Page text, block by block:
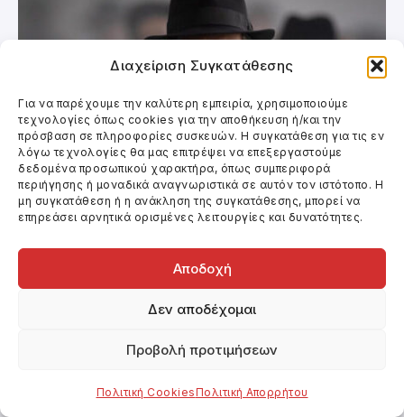
Διαχείριση Συγκατάθεσης
Για να παρέχουμε την καλύτερη εμπειρία, χρησιμοποιούμε
τεχνολογίες όπως cookies για την αποθήκευση ή/και την
πρόσβαση σε πληροφορίες συσκευών. Η συγκατάθεση για τις εν
λόγω τεχνολογίες θα μας επιτρέψει να επεξεργαστούμε
δεδομένα προσωπικού χαρακτήρα, όπως συμπεριφορά
περιήγησης ή μοναδικά αναγνωριστικά σε αυτόν τον ιστότοπο. Η
μη συγκατάθεση ή η ανάκληση της συγκατάθεσης, μπορεί να
επηρεάσει αρνητικά ορισμένες λειτουργίες και δυνατότητες.
Αποδοχή
Δεν αποδέχομαι
Προβολή προτιμήσεων
Πολιτική CookiesΠολιτική Απορρήτου
Κινηματογράφος